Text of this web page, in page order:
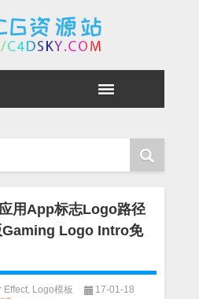
用App标志Logo路径
Gaming Logo Intro免
Effect Logo模板
17-01-18